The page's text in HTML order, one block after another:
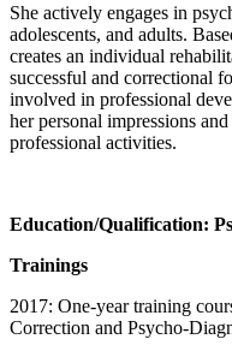
She actively engages in
adolescents, and adults.
creates an individual
successful and correctional
involved in professional
her personal impressions
professional activities.
Education/Qualification:
Trainings
2017: One-year training
Correction and Psycho-